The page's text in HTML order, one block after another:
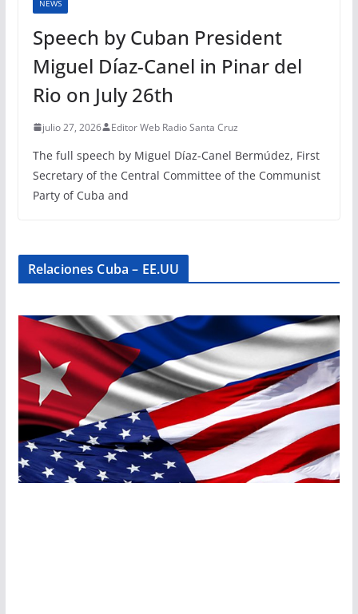
NEWS
Speech by Cuban President
Miguel Díaz-Canel in Pinar del
Rio on July 26th
julio 27, 2026 Editor Web Radio Santa Cruz
The full speech by Miguel Díaz-Canel Bermúdez, First
Secretary of the Central Committee of the Communist
Party of Cuba and
Relaciones Cuba – EE.UU